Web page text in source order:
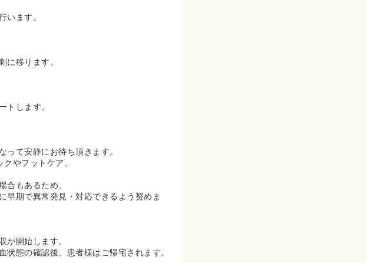
2名､クラーク。職種を超えた連携を大
設を展開している善仁会グループの関
安心して働いていただけます！
います。
に移ります。
トします。
て安静にお待ち頂きます。
やフットケア、
合もあるため、
早期で異常発見・対応できるよう努めま
が開始します。
態の確認後、患者様はご帰宅されます。